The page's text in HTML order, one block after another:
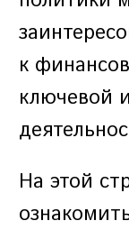
к
ключевой
На этой
ДАТА
ДАТА